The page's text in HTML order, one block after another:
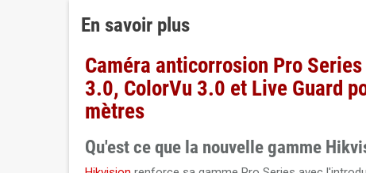
En savoir plus
Caméra anticorrosion Pro
3.0, ColorVu 3.0 et Live Guard
mètres
Qu'est ce que la nouvelle gamme